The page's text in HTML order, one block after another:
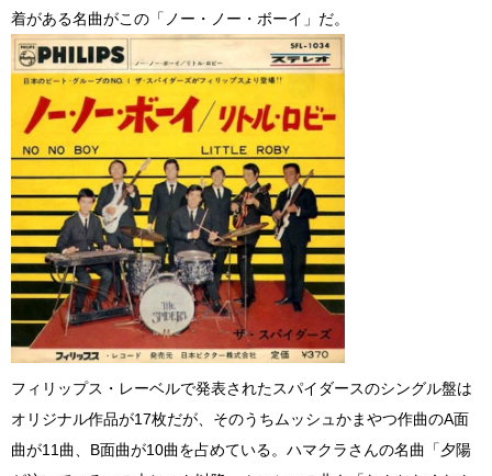
着がある名曲がこの「ノー・ノー・ボーイ」だ。
フィリップス・レーベルで発表されたスパイダースのシングル盤は
オリジナル作品が17枚だが、そのうちムッシュかまやつ作曲のA面
曲が11曲、B面曲が10曲を占めている。ハマクラさんの名曲「夕陽